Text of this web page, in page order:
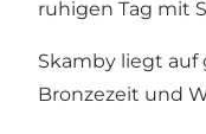
ruhigen Tag mit
Skamby liegt auf
Bronzezeit und